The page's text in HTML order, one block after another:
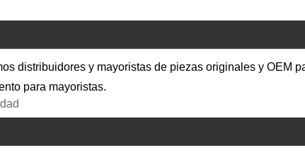
distribuidores y mayoristas de piezas originales y OEM
para mayoristas.